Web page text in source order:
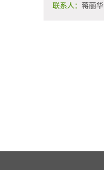
联系人： 蒋丽华